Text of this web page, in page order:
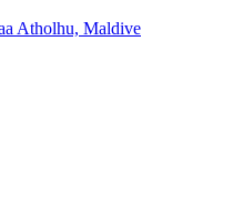
Atholhu, Maldive